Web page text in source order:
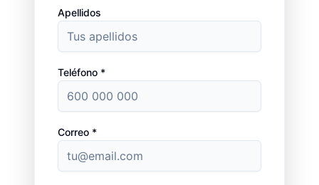
Apellidos
Teléfono *
Correo *